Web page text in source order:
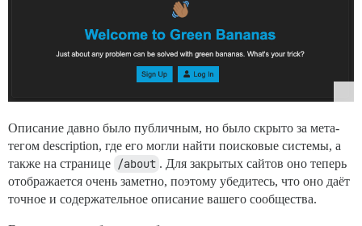
Описание давно было публичным, но было скрыто за мета-
тегом description, где его могли найти поисковые системы, а
также на странице /about . Для закрытых сайтов оно теперь
отображается очень заметно, поэтому убедитесь, что оно даёт
точное и содержательное описание вашего сообщества.